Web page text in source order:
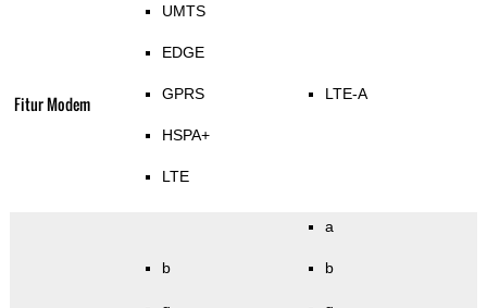
Fitur Modem
UMTS
EDGE
GPRS
HSPA+
LTE
LTE-A
b
a
b